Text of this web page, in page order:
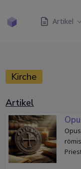
Artikel
Kirche
Artikel